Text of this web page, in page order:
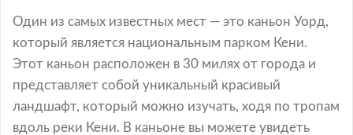
Один из самых известных мест — это каньон Уорд,
который является национальным парком Кени.
Этот каньон расположен в 30 милях от города и
представляет собой уникальный красивый
ландшафт, который можно изучать, ходя по тропам
вдоль реки Кени. В каньоне вы можете увидеть